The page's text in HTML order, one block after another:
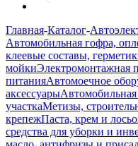
Главная-Каталог-
Автомобильная гофра,
клеевые составы,
мойкиЭлектромонтажная
питанияАвтомоечное
аксессуары
участкаМетизы,
крепежПаста, крем и
средства для уборки и